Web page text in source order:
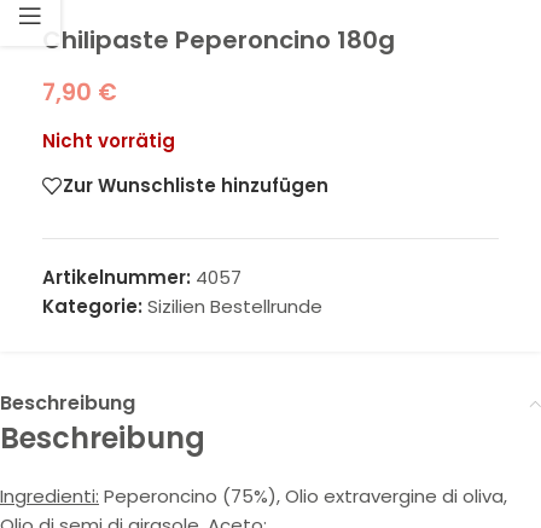
Chilipaste Peperoncino 180g
7,90 €
Nicht vorrätig
Zur Wunschliste hinzufügen
Artikelnummer: 4057
Kategorie: Sizilien Bestellrunde
Beschreibung
Beschreibung
Ingredienti: Peperoncino (75%), Olio extravergine di oliva,